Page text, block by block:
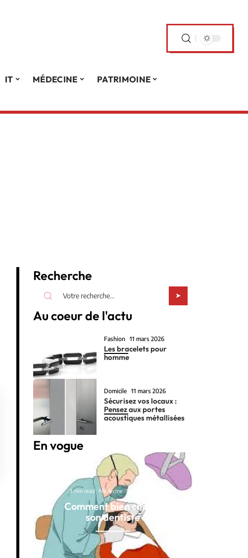
IT MÉDECINE
PATRIMOINE
Recherche
Au coeur de l'actu
Fashion 11 mars 2026
Les bracelets pour
homme
Domicile 11 mars 2026
Sécurisez vos locaux :
Pensez aux portes
acoustiques métallisées
En vogue
3 min read Médecine 11 mars 2026
Comment bien choisir
son dentiste